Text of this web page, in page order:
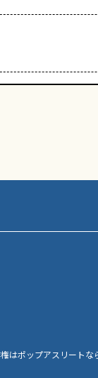
ポップアスリートな